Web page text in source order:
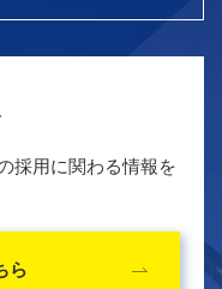
採用に関わる情報を
ら